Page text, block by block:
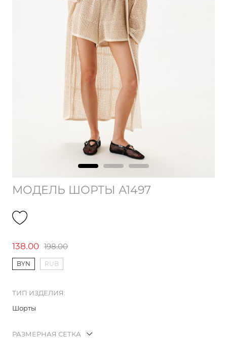
МОДЕЛЬ ШОРТЫ А1497
138.00 198.00
BYN RUB
ТИП ИЗДЕЛИЯ:
Шорты
РАЗМЕРНАЯ СЕТКА